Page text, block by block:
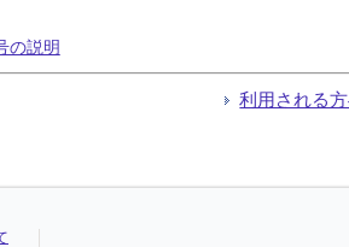
の説明
利用される